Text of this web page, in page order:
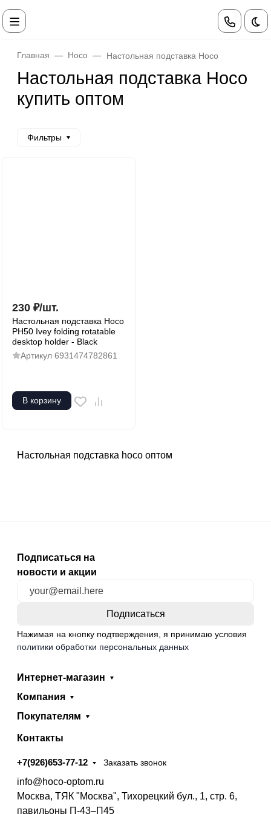
Главная Hoco Настольная подставка Hoco
Настольная подставка Hoco
купить оптом
Фильтры
230 ₽/шт.
Настольная подставка Hoco
PH50 Ivey folding rotatable
desktop holder - Black
Артикул 6931474782861
В корзину
Настольная подставка hoco оптом
Подписаться на
новости и акции
Нажимая на кнопку подтверждения, я принимаю условия
политики обработки персональных данных
Интернет-магазин
Компания
Покупателям
Контакты
+7(926)653-77-12 Заказать звонок
info@hoco-optom.ru
Москва, ТЯК "Москва", Тихорецкий бул., 1, стр. 6,
павильоны П-43–П45